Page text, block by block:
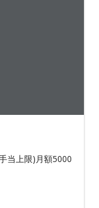
当上限)月額5000